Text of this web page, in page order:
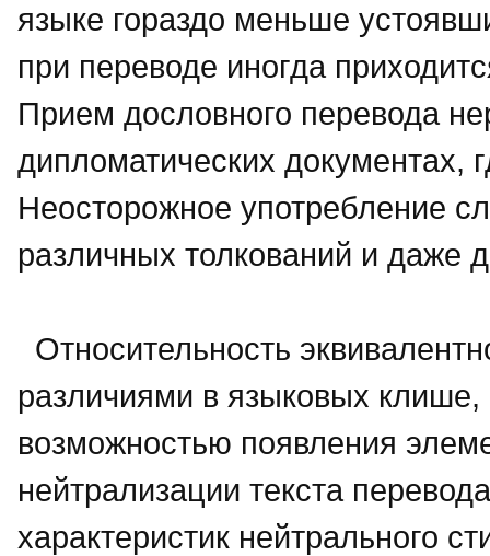
языке гораздо меньше
при переводе иногда
Прием дословного перевода
дипломатических документах,
Неосторожное употребление
различных толкований и даже
Относительность
различиями в языковых клише,
возможностью появления
нейтрализации текста
характеристик нейтрального